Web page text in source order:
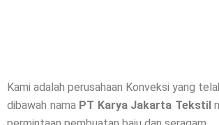
Kami adalah perusahaan Konveksi yang
dibawah nama PT Karya Jakarta Tekstil